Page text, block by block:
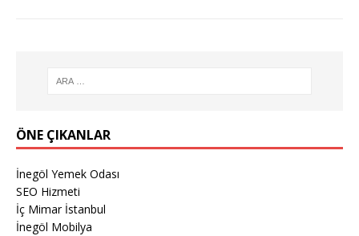
ÖNE ÇIKANLAR
İnegöl Yemek Odası
SEO Hizmeti
İç Mimar İstanbul
İnegöl Mobilya